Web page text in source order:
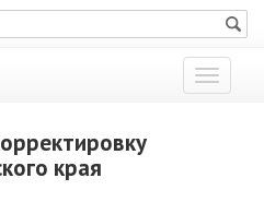
Показать
меню
края